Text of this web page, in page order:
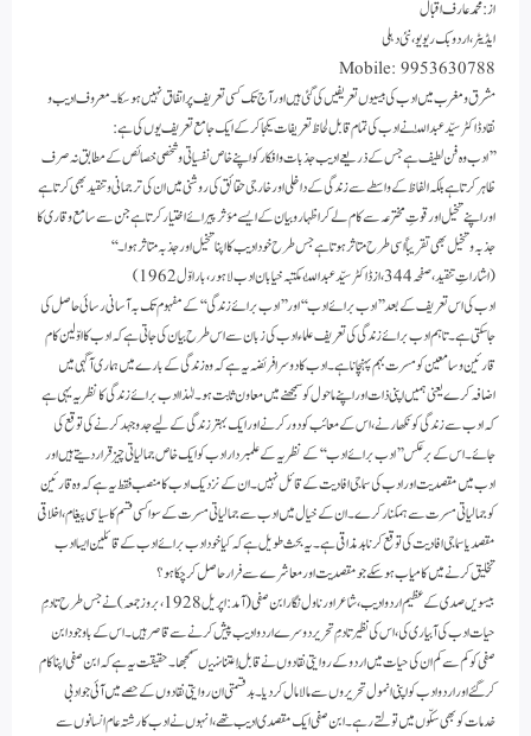
از: محمد عارف اقبال
ایڈیٹر، اردو بک ریویو، نئی دہلی
Mobile: 9953630788
مشرق و مغرب میں ادب کی بیسیوں تعریفیں کی گئی ہیں اور آج تک کسی تعریف پر اتفاق نہیں ہوسکا۔ معروف ادیب و
نقاد ڈاکٹر سیّد عبداللّٰہ نے ادب کی تمام قابل لحاظ تعریفات یکجا کرکے ایک جامع تعریف یوں کی ہے:
’’ادب وہ فن لطیف ہے جس کے ذریعے ادیب جذبات و افکار کو اپنے خاص نفسیاتی و شخصی خصائص کے مطابق نہ صرف
ظاہر کرتا ہے بلکہ الفاظ کے واسطے سے زندگی کے داخلی اور خارجی حقائق کی روشنی میں ان کی ترجمانی و تنقید بھی کرتا ہے
اور اپنے تخیل اور قوتِ مخترعہ سے کام لے کر اظہار و بیان کے ایسے مؤثر پیرائے اختیار کرتا ہے جن سے سامع و قاری کا
جذبہ و تخیل بھی تقریباً اسی طرح متاثر ہوتا ہے جس طرح خود ادیب کا اپنا تخیل اور جذبہ متاثر ہوا۔‘‘
(اشاراتِ تنقید، صفحہ 344، از ڈاکٹر سیّد عبداللّٰہ، مکتبہ خیابان ادب لاہور، بار اوّل 1962)
ادب کی اس تعریف کے بعد ’’ادب برائے ادب‘‘ اور ’’ادب برائے زندگی‘‘ کے مفہوم تک بہ آسانی رسائی حاصل کی
جاسکتی ہے۔ تاہم ادب برائے زندگی کی تعریف علماء ادب کی زبان سے اس طرح بیان کی جاتی ہے کہ ادب کا اوّلین کام
قارئین و سامعین کو مسرت بہم پہنچانا ہے۔ ادب کا دوسرا فریضہ یہ ہے کہ وہ زندگی کے بارے میں ہماری آگہی میں
اضافہ کرے یعنی ہمیں اپنی ذات اور اپنے ماحول کو سمجھنے میں معاون ثابت ہو۔ لہٰذا ادب برائے زندگی کا نظریہ یہی ہے
کہ ادب سے زندگی کو نکھارنے، اس کے معائب کو دور کرنے اور ایک بہتر زندگی کے لیے جدوجہد کرنے کی توقع کی
جائے۔ اس کے برعکس ’’ادب برائے ادب‘‘ کے نظریہ کے علمبردار ادب کو ایک خاص جمالیاتی چیز قرار دیتے ہیں اور
ادب میں مقصدیت اور ادب کی سماجی افادیت کے قائل نہیں۔ ان کے نزدیک ادب کا منصب فقط یہ ہے کہ وہ قارئین
کو جمالیاتی مسرت سے ہمکنار کرے۔ ان کے خیال میں ادب سے جمالیاتی مسرت کے سوا کسی قسم کا سیاسی پیغام، اخلاقی
مقصد یا سماجی افادیت کی توقع کرنا بد مذاقی ہے۔ یہ بحث طویل ہے کہ کیا خود ادب برائے ادب کے قائلین ایسا ادب
تخلیق کرنے میں کامیاب ہوسکے جو مقصدیت اور معاشرے سے فرار حاصل کرچکا ہو؟
بیسویں صدی کے عظیم اردو ادیب، شاعر اور ناول نگار ابن صفی (آمد: اپریل 1928، بروز جمعہ) نے جس طرح تادمِ
حیات ادب کی آبیاری کی، اس کی نظیر تادمِ تحریر دوسرے اردو ادیب پیش کرنے سے قاصر ہیں۔ اس کے باوجود ابن
صفی کو کم سے کم ان کی حیات میں اردو کے روایتی نقادوں نے قابلِ اعتنا نہیںسمجھا۔ حقیقت یہ ہے کہ ابن صفی اپنا کام
کرگئے اور اردو ادب کو اپنی انمول تحریروں سے مالامال کردیا۔ بدقسمتی ان روایتی نقادوں کے حصے میں آئی جو ادبی
خدمات کو بھی سکّوں میں تولتے رہے۔ ابن صفی ایک مقصدی ادیب تھے، انہوں نے ادب کا رشتہ عام انسانوں سے